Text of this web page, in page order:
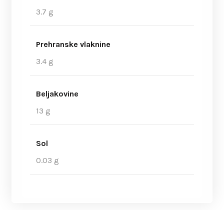
3.7 g
Prehranske vlaknine
3.4 g
Beljakovine
13 g
Sol
0.03 g